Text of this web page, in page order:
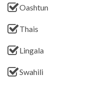
Oashtun
Thais
Lingala
Swahili